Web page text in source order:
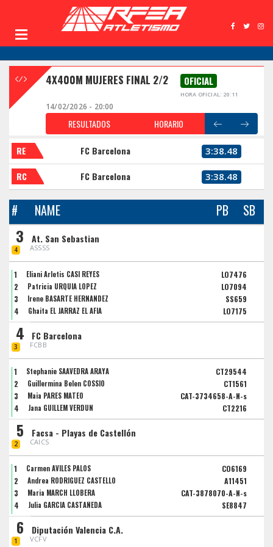
4X400M MUJERES FINAL 2/2 OFICIAL
HORA OFICIAL: 20:11
14/02/2026 - 20:00
RESULTADOS HORARIO
RE FC Barcelona 3:38.48
RC FC Barcelona 3:38.48
# NAME PB SB
3
4
At. San Sebastian
ASSSS
1 Eliani Arletis CASI REYES
LO7476
2
Patricia URQUIA LOPEZ
LO7094
3
Irene BASARTE HERNANDEZ
SS659
4
Ghaita EL JARRAZ EL AFIA LO7175
4
3
FC Barcelona
FCBB
1 Stephanie SAAVEDRA ARAYA
CT29544
2
Guillermina Belen COSSIO
CT1561
3
Maia PARES MATEO
CAT-3734658-A-N-s
4
Jana GUILLEM VERDUN CT2216
5
2
Facsa - Playas de Castellón
CAICS
1 Carmen AVILÉS PALOS
CO6169
2
Andrea RODRIGUEZ CASTELLO
A11451
3
Maria MARCH LLOBERA
CAT-3878070-A-N-s
4
Julia GARCIA CASTAÑEDA SE8847
6
1
Diputación Valencia C.A.
VCFV